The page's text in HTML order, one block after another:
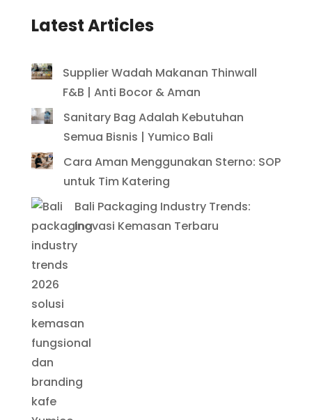
Latest Articles
Supplier Wadah Makanan Thinwall
F&B | Anti Bocor & Aman
Sanitary Bag Adalah Kebutuhan
Semua Bisnis | Yumico Bali
Cara Aman Menggunakan Sterno: SOP
untuk Tim Katering
Bali Packaging Industry Trends:
Inovasi Kemasan Terbaru